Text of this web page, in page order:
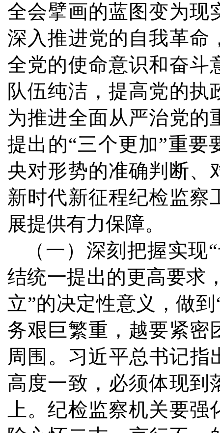
全会擘画的蓝图变为现
深入推进党的自我革命
全党的使命意识和奋斗
队伍纯洁，提高党的执
为推进全面从严治党的
提出的“三个更加”重要
央对形势的准确判断、
新时代新征程纪检监察
展提供有力保障。
（一）深刻把握实
结统一提出的更高要求
立”的决定性意义，做
务艰巨繁重，越要紧密
周围。习近平总书记指
高度一致，必须体现到
上。纪检监察机关要强